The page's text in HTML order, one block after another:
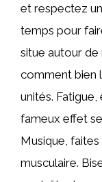
et respectez
temps pour
situe autour
comment bien
unités.
fameux effet
Musique,
musculaire.